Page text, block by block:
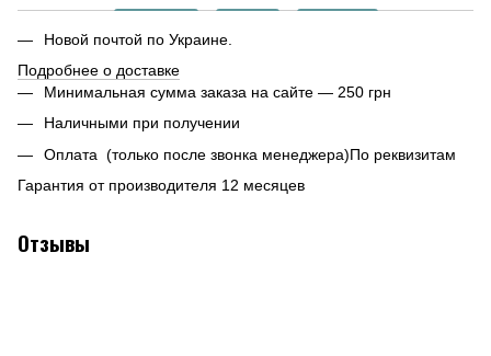
Новой почтой по Украине.
Подробнее о доставке
Минимальная сумма заказа на сайте — 250 грн
Наличными при получении
Оплата (только после звонка менеджера)По реквизитам
Гарантия от производителя 12 месяцев
Отзывы